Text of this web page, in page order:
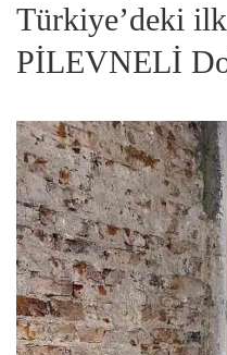
Türkiye’deki
PİLEVNELİ